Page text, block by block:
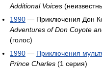
Additional Voices
1990 — Приключения Дон
Adventures of Don Coyote
(голос)
1990 — Приключения
Prince Charles (1 серия)